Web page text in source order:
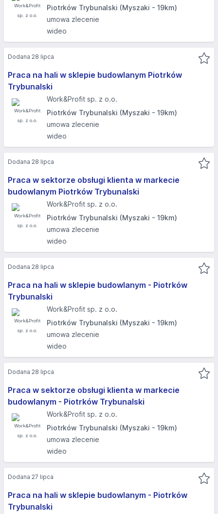
Piotrków Trybunalski (Myszaki - 19km)
umowa zlecenie
wideo
Praca na hali w sklepie budowlanym Piotrków
Trybunalski
Work&Profit sp. z o.o.
Piotrków Trybunalski (Myszaki - 19km)
umowa zlecenie
wideo
Dodana 28 lipca
Praca w sektorze obsługi klienta w markecie
budowlanym Piotrków Trybunalski
Work&Profit sp. z o.o.
Piotrków Trybunalski (Myszaki - 19km)
umowa zlecenie
wideo
Dodana 28 lipca
Praca na hali w sklepie budowlanym - Piotrków
Trybunalski
Work&Profit sp. z o.o.
Piotrków Trybunalski (Myszaki - 19km)
umowa zlecenie
wideo
Dodana 28 lipca
Praca w sektorze obsługi klienta w markecie
budowlanym - Piotrków Trybunalski
Work&Profit sp. z o.o.
Piotrków Trybunalski (Myszaki - 19km)
umowa zlecenie
wideo
Dodana 28 lipca
Praca na hali w sklepie budowlanym - Piotrków
Trybunalski
Dodana 27 lipca